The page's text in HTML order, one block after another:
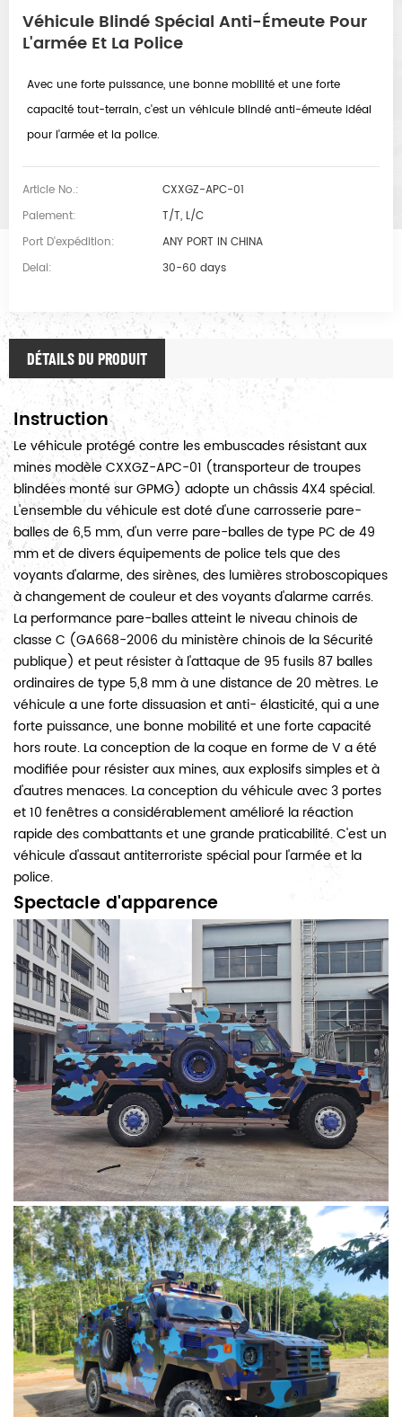
Véhicule Blindé Spécial Anti-Émeute Pour
L'armée Et La Police
Avec une forte puissance, une bonne mobilité et une forte
capacité tout-terrain, c'est un véhicule blindé anti-émeute idéal
pour l'armée et la police.
Article No.:
CXXGZ-APC-01
Paiement:
T/T, L/C
Port D'expédition:
ANY PORT IN CHINA
Delai:
30-60 days
DÉTAILS DU PRODUIT
Instruction
Le véhicule protégé contre les embuscades résistant aux
mines modèle CXXGZ-APC-01 (transporteur de troupes
blindées monté sur GPMG) adopte un châssis 4X4 spécial.
L'ensemble du véhicule est doté d'une carrosserie pare-
balles de 6,5 mm, d'un verre pare-balles de type PC de 49
mm et de divers équipements de police tels que des
voyants d'alarme, des sirènes, des lumières stroboscopiques
à changement de couleur et des voyants d'alarme carrés.
La performance pare-balles atteint le niveau chinois de
classe C (GA668-2006 du ministère chinois de la Sécurité
publique) et peut résister à l'attaque de 95 fusils 87 balles
ordinaires de type 5,8 mm à une distance de 20 mètres. Le
véhicule a une forte dissuasion et anti- élasticité, qui a une
forte puissance, une bonne mobilité et une forte capacité
hors route. La conception de la coque en forme de V a été
modifiée pour résister aux mines, aux explosifs simples et à
d'autres menaces. La conception du véhicule avec 3 portes
et 10 fenêtres a considérablement amélioré la réaction
rapide des combattants et une grande praticabilité. C'est un
véhicule d'assaut antiterroriste spécial pour l'armée et la
police.
Spectacle d'apparence